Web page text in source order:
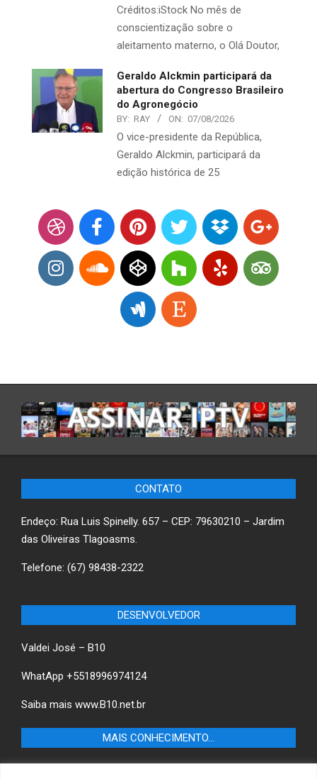
Créditos:iStock No mês de
conscientização sobre o
aleitamento materno, o Olá Doutor,
Geraldo Alckmin participará da
abertura do Congresso Brasileiro
do Agronegócio
BY: RAY ON: 07/08/2026
O vice-presidente da República,
Geraldo Alckmin, participará da
edição histórica de 25
CONTATO
Endeço: Rua Luis Spinelly. 657 – CEP: 79630210 – Jardim
das Oliveiras Tlagoasms.
Telefone: (67) 98438-2322
DESENVOLVEDOR
Valdei José – B10
WhatApp +5518996974124
Saiba mais www.B10.net.br
MAIS CONHECIMENTO…